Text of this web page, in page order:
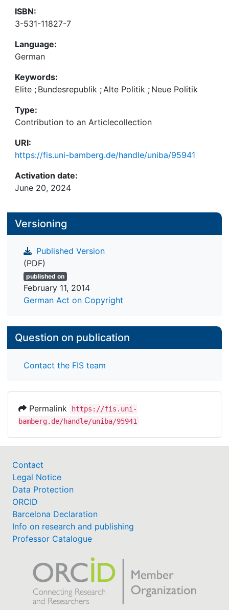
ISBN:
3-531-11827-7
Language:
German
Keywords:
Elite ; Bundesrepublik ;Alte Politik ; Neue Politik
Type:
Contribution to an Articlecollection
URI:
https://fis.uni-bamberg.de/handle/uniba/95941
Activation date:
June 20, 2024
Versioning
Published Version
(PDF)
published on
February 11, 2014
German Act on Copyright
Question on publication
Contact the FIS team
Permalink
https://fis.uni-
bamberg.de/handle/uniba/95941
Contact
Legal Notice
Data Protection
ORCID
Barcelona Declaration
Info on research and publishing
Professor Catalogue